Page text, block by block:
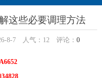
这些必要调理方法
8-7 人气： 12 评论： 0